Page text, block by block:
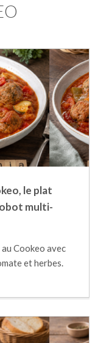
le plat
multi-
Cookeo avec
et herbes.